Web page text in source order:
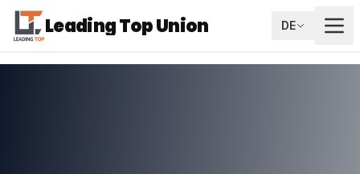
Leading Top Union DE